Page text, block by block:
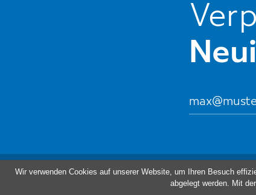
JOBS SHOP
Wir verwenden Cookies auf unserer Website, um Ihren Besuch
abgelegt werden. Mit